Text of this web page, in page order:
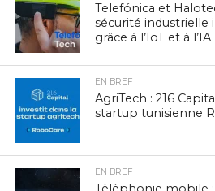
Telefónica et
sécurité industrielle
grâce à l’IoT et à l’IA
EN BREF
AgriTech : 216
startup tunisienne
EN BREF